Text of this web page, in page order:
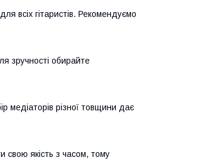
всіх гітаристів. Рекомендуємо
зручності обирайте
медіаторів різної товщини дає
свою якість з часом, тому